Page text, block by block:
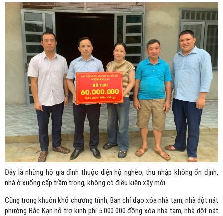
Đây là những hộ gia đình thuộc diện hộ nghèo, thu nhập không ổn định,
nhà ở xuống cấp trầm trọng, không có điều kiện xây mới.
Cũng trong khuôn khổ chương trình, Ban chỉ đạo xóa nhà tạm, nhà dột nát
phường Bắc Kạn hỗ trợ kinh phí 5.000.000 đồng xóa nhà tạm, nhà dột nát